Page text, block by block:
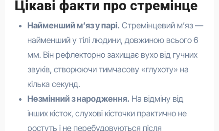
Цікаві факти про стремінце
Найменший м’яз у парі. Стремінцевий м’яз —
найменший у тілі людини, довжиною всього 6
мм. Він рефлекторно захищає вухо від гучних
звуків, створюючи тимчасову «глухоту» на
кілька секунд.
Незмінний з народження. На відміну від
інших кісток, слухові кісточки практично не
ростуть і не перебудовуються після